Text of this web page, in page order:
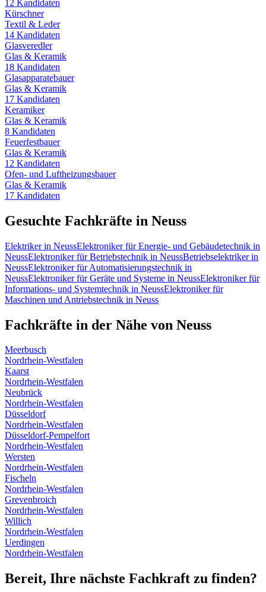
12 Kandidaten
Kürschner
Textil & Leder
14 Kandidaten
Glasveredler
Glas & Keramik
18 Kandidaten
Glasapparatebauer
Glas & Keramik
17 Kandidaten
Keramiker
Glas & Keramik
8 Kandidaten
Feuerfestbauer
Glas & Keramik
12 Kandidaten
Ofen- und Luftheizungsbauer
Glas & Keramik
17 Kandidaten
Gesuchte Fachkräfte in Neuss
Elektrikerin NeussElektroniker für Energie- und Gebäudetechnik in
NeussElektroniker für Betriebstechnik in NeussBetriebselektrikerin
NeussElektroniker für Automatisierungstechnik in
NeussElektroniker für Geräte und Systeme in NeussElektroniker für
Informations- und Systemtechnik in NeussElektroniker für
Maschinen und Antriebstechnik in Neuss
Fachkräfte in der Nähe von Neuss
Meerbusch
Nordrhein-Westfalen
Kaarst
Nordrhein-Westfalen
Neubrück
Nordrhein-Westfalen
Düsseldorf
Nordrhein-Westfalen
Düsseldorf-Pempelfort
Nordrhein-Westfalen
Wersten
Nordrhein-Westfalen
Fischeln
Nordrhein-Westfalen
Grevenbroich
Nordrhein-Westfalen
Willich
Nordrhein-Westfalen
Uerdingen
Nordrhein-Westfalen
Bereit, Ihre nächste Fachkraft zu finden?